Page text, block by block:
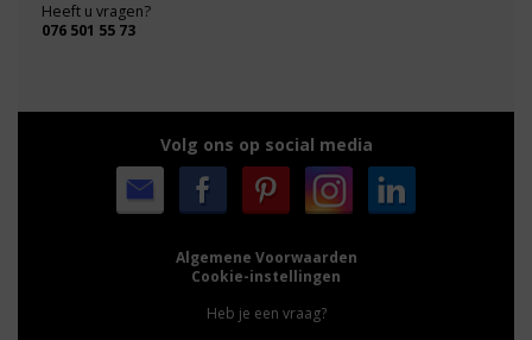
Heeft u vragen?
076 501 55 73
Volg ons op social media
Algemene Voorwaarden
Cookie-instellingen
Heb je een vraag?